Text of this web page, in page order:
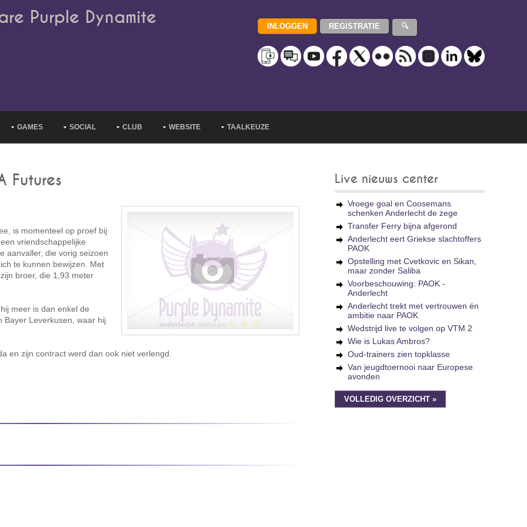
Purple Dynamite
GAMES SOCIAL CLUB WEBSITE TAALKEUZE
Futures
is momenteel op proef bij
vriendschappelijke
aanvaller, die vorig seizoen
te kunnen bewijzen. Met
broer, die 1,93 meter
meer is dan enkel de
Bayer Leverkusen, waar hij
en zijn contract werd dan ook niet verlengd.
Live nieuws center
Vroege goal en Coosemans
schenken Anderlecht de zege
Transfer Ferry bijna afgerond
Anderlecht eert Griekse slachtoffers
PAOK
Opstelling met Cvetkovic en Sikan,
maar zonder Saliba
Voorbeschouwing: PAOK -
Anderlecht
Anderlecht trekt met vertrouwen én
ambitie naar PAOK
Wedstrijd live te volgen op VTM 2
Wie is Lukas Ambros?
Oud-trainers zien topklasse
Van jeugdtoernooi naar Europese
avonden
VOLLEDIG OVERZICHT »